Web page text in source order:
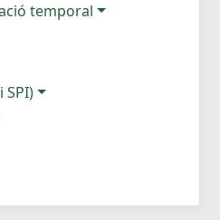
temporal
SPI)